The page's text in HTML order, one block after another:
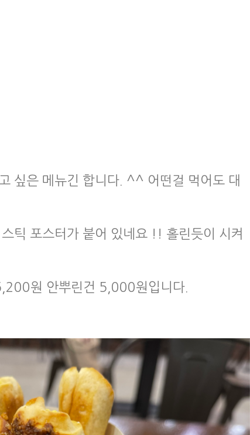
싶은 메뉴긴 합니다. ^^ 어떤걸 먹어도 대
틱 포스터가 붙어 있네요 !! 홀린듯이 시켜
원 안뿌린건 5,000원입니다.